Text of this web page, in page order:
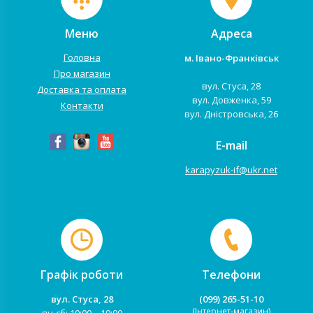
Меню
Головна
Про магазин
Доставка та оплата
Контакти
Адреса
м. Івано-Франківськ
вул. Стуса, 28
вул. Довженка, 59
вул. Дністровська, 26
E-mail
karapyzuk-if@ukr.net
Графік роботи
вул. Стуса, 28
Телефони
(099) 265-51-10